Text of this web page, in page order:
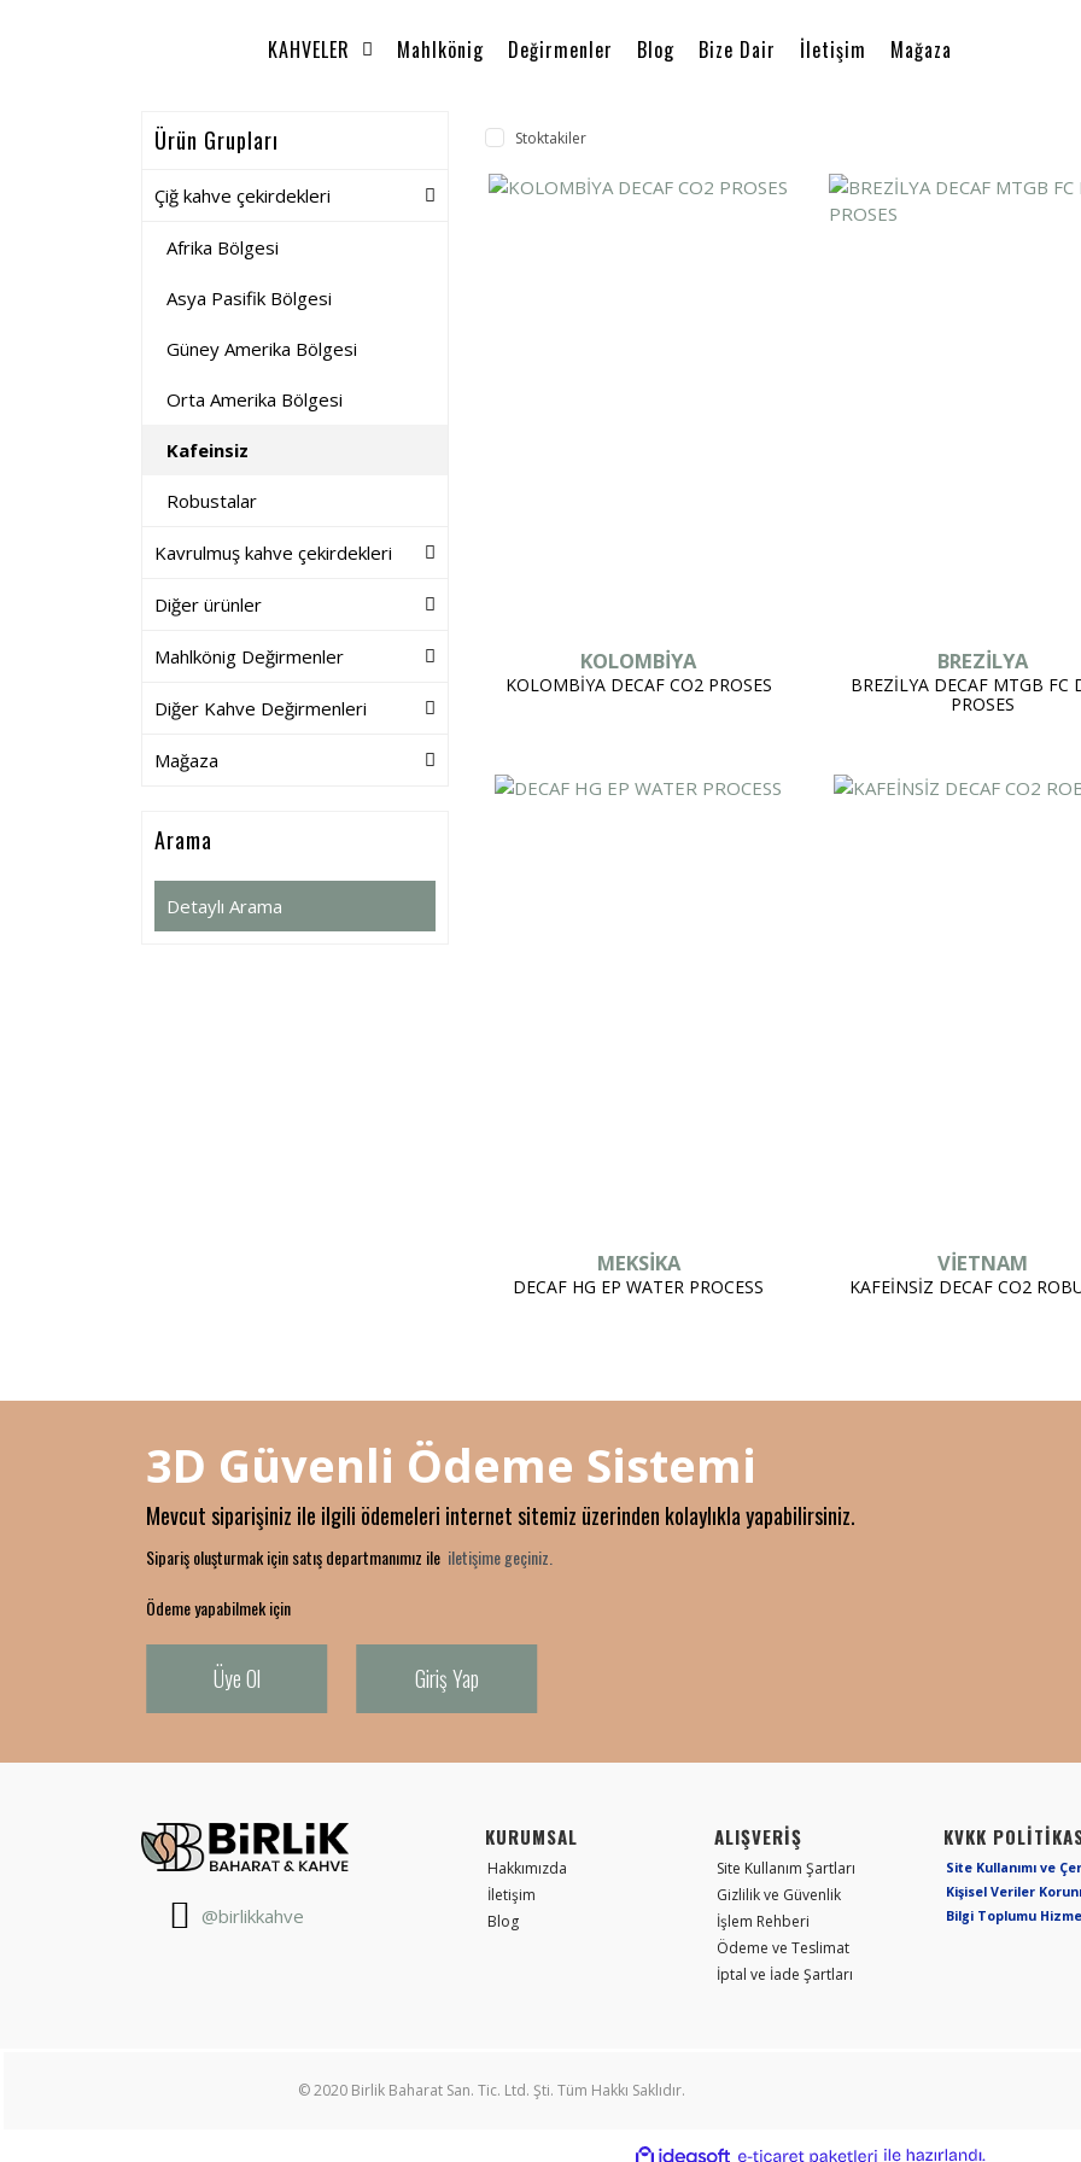
KAHVELER Mahlkönig Değirmenler Blog Bize Dair İletişim Mağaza
Ürün Grupları
Çiğ kahve çekirdekleri
Afrika Bölgesi
Asya Pasifik Bölgesi
Güney Amerika Bölgesi
Orta Amerika Bölgesi
Kafeinsiz
Robustalar
Kavrulmuş kahve çekirdekleri
Diğer ürünler
Mahlkönig Değirmenler
Diğer Kahve Değirmenleri
Mağaza
Arama
Detaylı Arama
Stoktakiler
KOLOMBİYA
KOLOMBİYA DECAF CO2 PROSES
BREZİLYA
BREZİLYA DECAF MTGB FC
PROSES
MEKSİKA
DECAF HG EP WATER PROCESS
VİETNAM
KAFEİNSİZ DECAF CO2
3D Güvenli Ödeme Sistemi
Mevcut siparişiniz ile ilgili ödemeleri internet sitemiz üzerinden kolaylıkla yapabilirsiniz.
Sipariş oluşturmak için satış departmanımız ile iletişime geçiniz.
Ödeme yapabilmek için
Üye Ol Giriş Yap
@birlikkahve
KURUMSAL
Hakkımızda
İletişim
Blog
ALIŞVERİŞ
Site Kullanım Şartları
Gizlilik ve Güvenlik
İşlem Rehberi
Ödeme ve Teslimat
İptal ve İade Şartları
KVKK
Site Kullanımı ve
Kişisel Veriler
Bilgi Toplumu
© 2020 Birlik Baharat San. Tic. Ltd. Şti. Tüm Hakkı Saklıdır.
ideasoft e-